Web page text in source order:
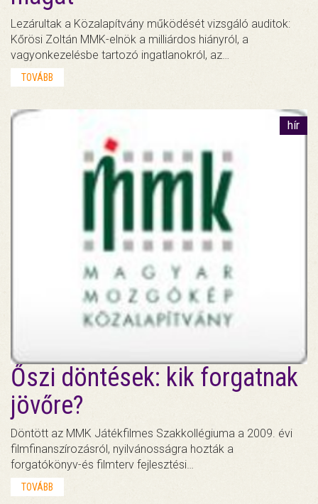
Lezárultak a Közalapítvány működését vizsgáló auditok:
Kőrösi Zoltán MMK-elnök a milliárdos hiányról, a
vagyonkezelésbe tartozó ingatlanokról, az…
TOVÁBB
hír
Őszi döntések: kik forgatnak
jövőre?
Döntött az MMK Játékfilmes Szakkollégiuma a 2009. évi
filmfinanszírozásról, nyilvánosságra hozták a
forgatókönyv-és filmterv fejlesztési…
TOVÁBB